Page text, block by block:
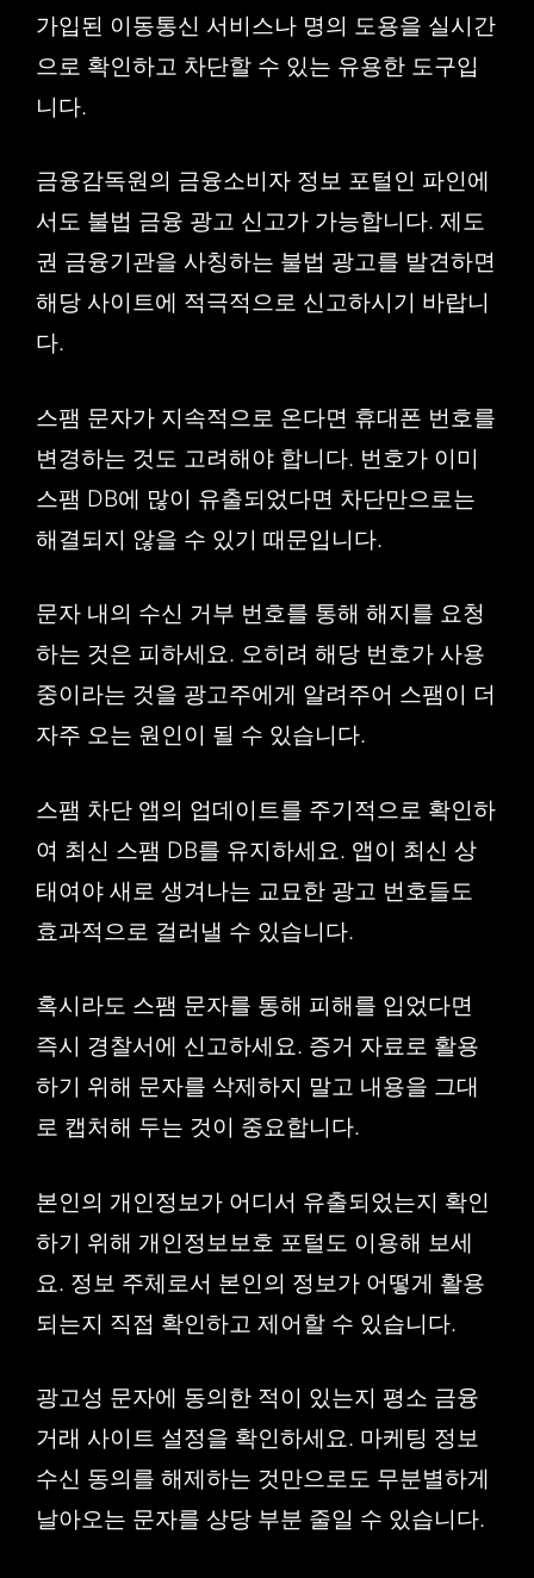
가입된 이동통신 서비스나 명의 도용을 실시간
으로 확인하고 차단할 수 있는 유용한 도구입
니다.
금융감독원의 금융소비자 정보 포털인 파인에
서도 불법 금융 광고 신고가 가능합니다. 제도
권 금융기관을 사칭하는 불법 광고를 발견하면
해당 사이트에 적극적으로 신고하시기 바랍니
다.
스팸 문자가 지속적으로 온다면 휴대폰 번호를
변경하는 것도 고려해야 합니다. 번호가 이미
스팸 DB에 많이 유출되었다면 차단만으로는
해결되지 않을 수 있기 때문입니다.
문자 내의 수신 거부 번호를 통해 해지를 요청
하는 것은 피하세요. 오히려 해당 번호가 사용
중이라는 것을 광고주에게 알려주어 스팸이 더
자주 오는 원인이 될 수 있습니다.
스팸 차단 앱의 업데이트를 주기적으로 확인하
여 최신 스팸 DB를 유지하세요. 앱이 최신 상
태여야 새로 생겨나는 교묘한 광고 번호들도
효과적으로 걸러낼 수 있습니다.
혹시라도 스팸 문자를 통해 피해를 입었다면
즉시 경찰서에 신고하세요. 증거 자료로 활용
하기 위해 문자를 삭제하지 말고 내용을 그대
로 캡처해 두는 것이 중요합니다.
본인의 개인정보가 어디서 유출되었는지 확인
하기 위해 개인정보보호 포털도 이용해 보세
요. 정보 주체로서 본인의 정보가 어떻게 활용
되는지 직접 확인하고 제어할 수 있습니다.
광고성 문자에 동의한 적이 있는지 평소 금융
거래 사이트 설정을 확인하세요. 마케팅 정보
수신 동의를 해제하는 것만으로도 무분별하게
날아오는 문자를 상당 부분 줄일 수 있습니다.